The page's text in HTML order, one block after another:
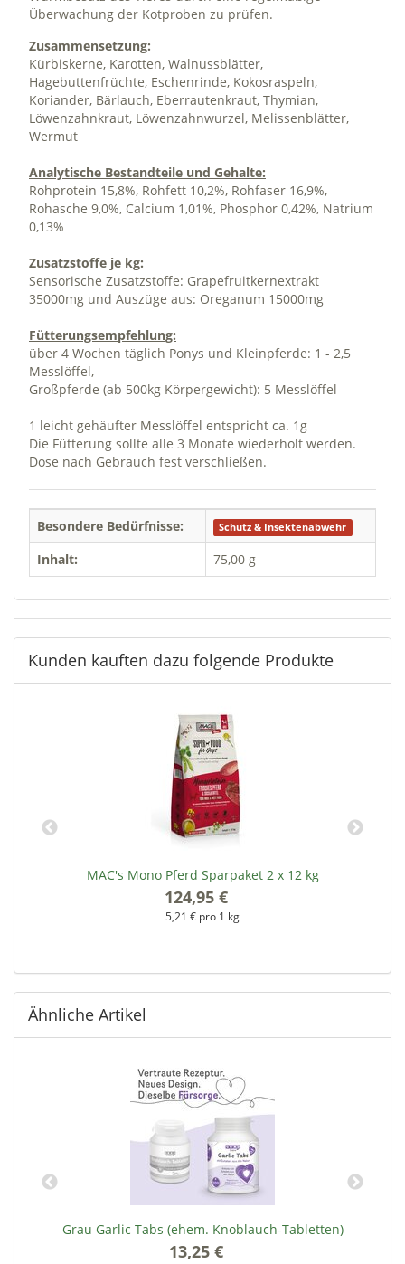
Überwachung der Kotproben zu prüfen.
Zusammensetzung:
Kürbiskerne, Karotten, Walnussblätter,
Hagebuttenfrüchte, Eschenrinde, Kokosraspeln,
Koriander, Bärlauch, Eberrautenkraut, Thymian,
Löwenzahnkraut, Löwenzahnwurzel, Melissenblätter,
Wermut
Analytische Bestandteile und Gehalte:
Rohprotein 15,8%, Rohfett 10,2%, Rohfaser 16,9%,
Rohasche 9,0%, Calcium 1,01%, Phosphor 0,42%, Natrium
0,13%
Zusatzstoffe je kg:
Sensorische Zusatzstoffe: Grapefruitkernextrakt
35000mg und Auszüge aus: Oreganum 15000mg
Fütterungsempfehlung:
über 4 Wochen täglich Ponys und Kleinpferde: 1 - 2,5
Messlöffel,
Großpferde (ab 500kg Körpergewicht): 5 Messlöffel
1 leicht gehäufter Messlöffel entspricht ca. 1g
Die Fütterung sollte alle 3 Monate wiederholt werden.
Dose nach Gebrauch fest verschließen.
Besondere Bedürfnisse: Schutz & Insektenabwehr
Inhalt: 75,00 g
Kunden kauften dazu folgende Produkte
MAC's Mono Pferd Sparpaket 2 x 12 kg
124,95 €
5,21 € pro 1 kg
Ähnliche Artikel
Grau Garlic Tabs (ehem. Knoblauch-Tabletten)
13,25 €